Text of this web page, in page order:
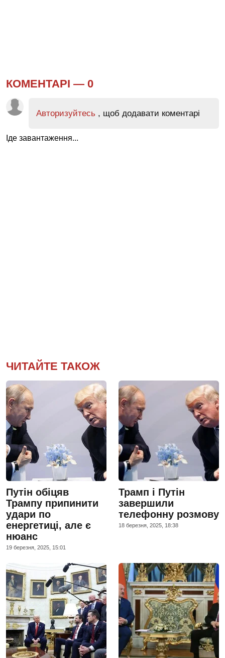
КОМЕНТАРІ — 0
Авторизуйтесь , щоб додавати коментарі
Іде завантаження...
ЧИТАЙТЕ ТАКОЖ
Путін обіцяв
Трампу припинити
удари по
енергетиці, але є
нюанс
19 березня, 2025, 15:01
Трамп і Путін
завершили
телефонну розмову
18 березня, 2025, 18:38